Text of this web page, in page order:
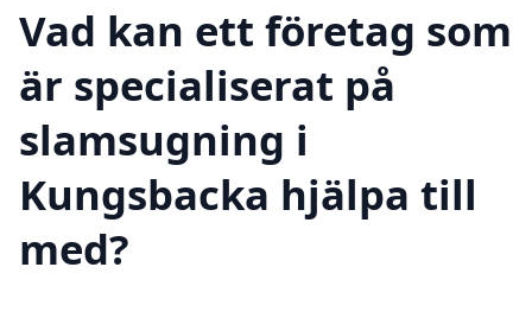
Vad kan ett företag som
är specialiserat på
slamsugning i
Kungsbacka hjälpa till
med?